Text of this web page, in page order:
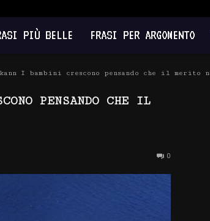
PIÙ BELLE FRASI PER ARGOMENTO
I bambini crescono pensando che il merito
PENSANDO CHE IL
0